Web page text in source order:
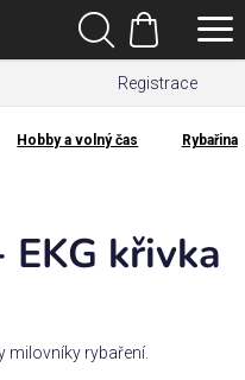
Registrace
Hledat
Nákupní
košík
Hobby a volný čas Rybařina
křivka
milovníky rybaření.